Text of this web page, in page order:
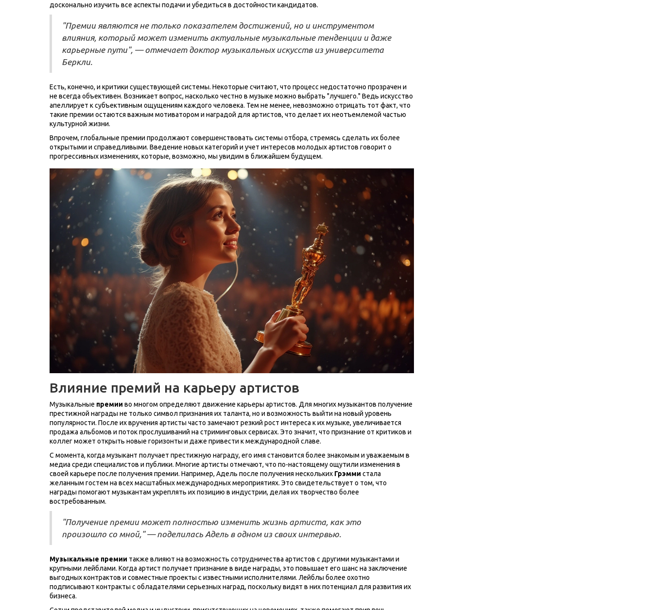
досконально изучить все аспекты подачи и убедиться в достойности кандидатов.
"Премии являются не только показателем достижений, но и инструментом
влияния, который может изменить актуальные музыкальные тенденции и даже
карьерные пути", — отмечает доктор музыкальных искусств из университета
Беркли.
Есть, конечно, и критики существующей системы. Некоторые считают, что процесс недостаточно прозрачен и
не всегда объективен. Возникает вопрос, насколько честно в музыке можно выбрать "лучшего." Ведь искусство
апеллирует к субъективным ощущениям каждого человека. Тем не менее, невозможно отрицать тот факт, что
такие премии остаются важным мотиватором и наградой для артистов, что делает их неотъемлемой частью
культурной жизни.
Впрочем, глобальные премии продолжают совершенствовать системы отбора, стремясь сделать их более
открытыми и справедливыми. Введение новых категорий и учет интересов молодых артистов говорит о
прогрессивных изменениях, которые, возможно, мы увидим в ближайшем будущем.
Влияние премий на карьеру артистов
Музыкальные премии во многом определяют движение карьеры артистов. Для многих музыкантов получение
престижной награды не только символ признания их таланта, но и возможность выйти на новый уровень
популярности. После их вручения артисты часто замечают резкий рост интереса к их музыке, увеличивается
продажа альбомов и поток прослушиваний на стриминговых сервисах. Это значит, что признание от критиков и
коллег может открыть новые горизонты и даже привести к международной славе.
С момента, когда музыкант получает престижную награду, его имя становится более знакомым и уважаемым в
медиа среди специалистов и публики. Многие артисты отмечают, что по-настоящему ощутили изменения в
своей карьере после получения премии. Например, Адель после получения нескольких Грэмми стала
желанным гостем на всех масштабных международных мероприятиях. Это свидетельствует о том, что
награды помогают музыкантам укреплять их позицию в индустрии, делая их творчество более
востребованным.
"Получение премии может полностью изменить жизнь артиста, как это
произошло со мной," — поделилась Адель в одном из своих интервью.
Музыкальные премии также влияют на возможность сотрудничества артистов с другими музыкантами и
крупными лейблами. Когда артист получает признание в виде награды, это повышает его шанс на заключение
выгодных контрактов и совместные проекты с известными исполнителями. Лейблы более охотно
подписывают контракты с обладателями серьезных наград, поскольку видят в них потенциал для развития их
бизнеса.